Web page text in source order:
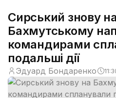
Сирський знову на
Бахмутському
командирами
подальші дії
Эдуард Бондаренко